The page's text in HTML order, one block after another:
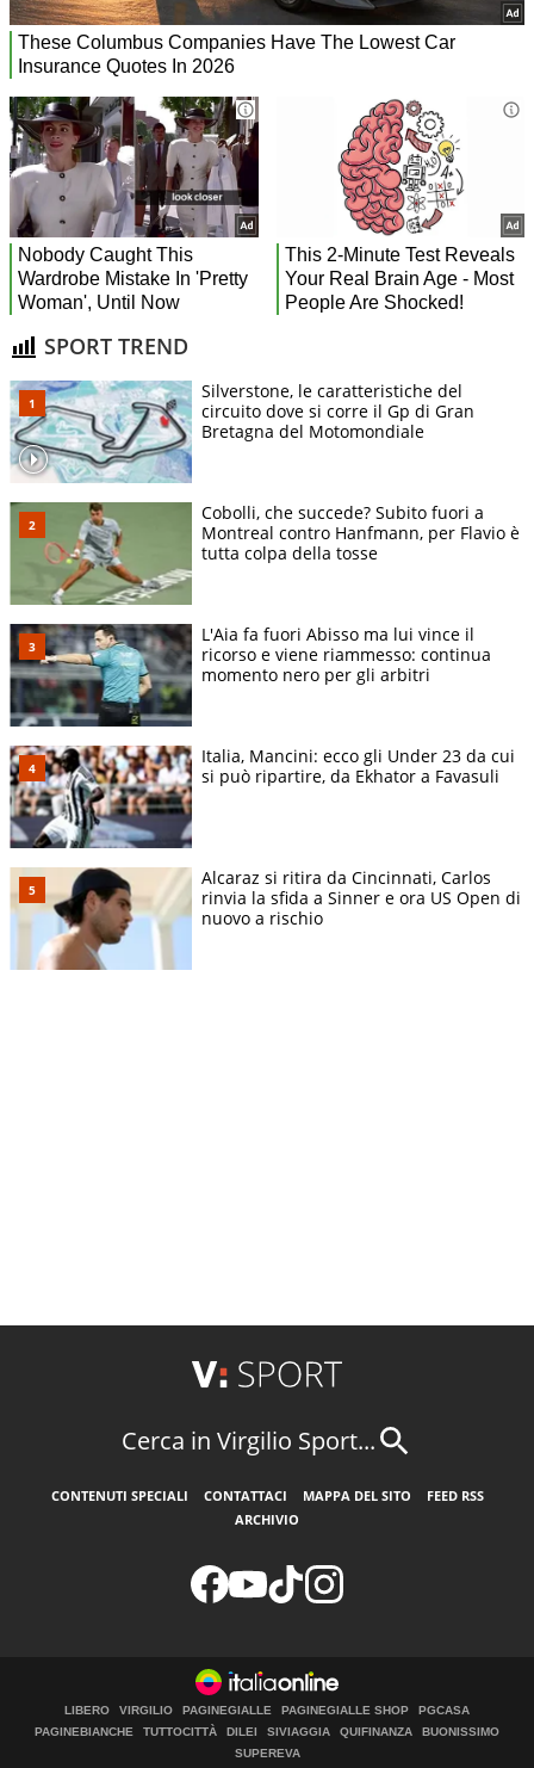
SPORT TREND
Silverstone, le caratteristiche del
circuito dove si corre il Gp di Gran
Bretagna del Motomondiale
Cobolli, che succede? Subito fuori a
Montreal contro Hanfmann, per Flavio è
tutta colpa della tosse
L'Aia fa fuori Abisso ma lui vince il
ricorso e viene riammesso: continua
momento nero per gli arbitri
Italia, Mancini: ecco gli Under 23 da cui
si può ripartire, da Ekhator a Favasuli
Alcaraz si ritira da Cincinnati, Carlos
rinvia la sfida a Sinner e ora US Open di
nuovo a rischio
Cerca in Virgilio Sport...
CONTENUTI SPECIALI CONTATTACI MAPPA DEL SITO
FEED RSS
ARCHIVIO
LIBERO VIRGILIO PAGINEGIALLE PAGINEGIALLE SHOP
PGCASA
PAGINEBIANCHE
TUTTOCITTÀ DILEI SIVIAGGIA QUIFINANZA
BUONISSIMO
SUPEREVA